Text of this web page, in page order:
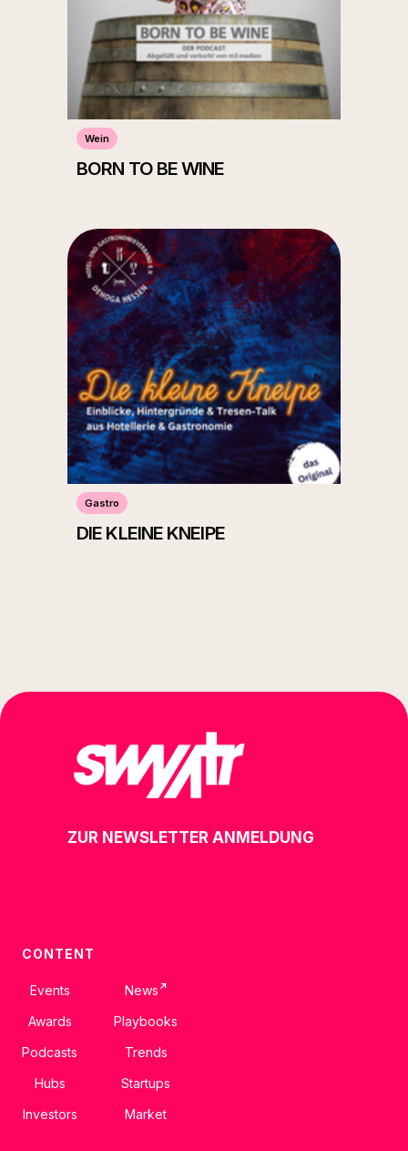
Wein
BORN TO BE WINE
Gastro
DIE KLEINE KNEIPE
ZUR NEWSLETTER ANMELDUNG
CONTENT
Events
Awards
Podcasts
Hubs
Investors
News ↗
Playbooks
Trends
Startups
Market